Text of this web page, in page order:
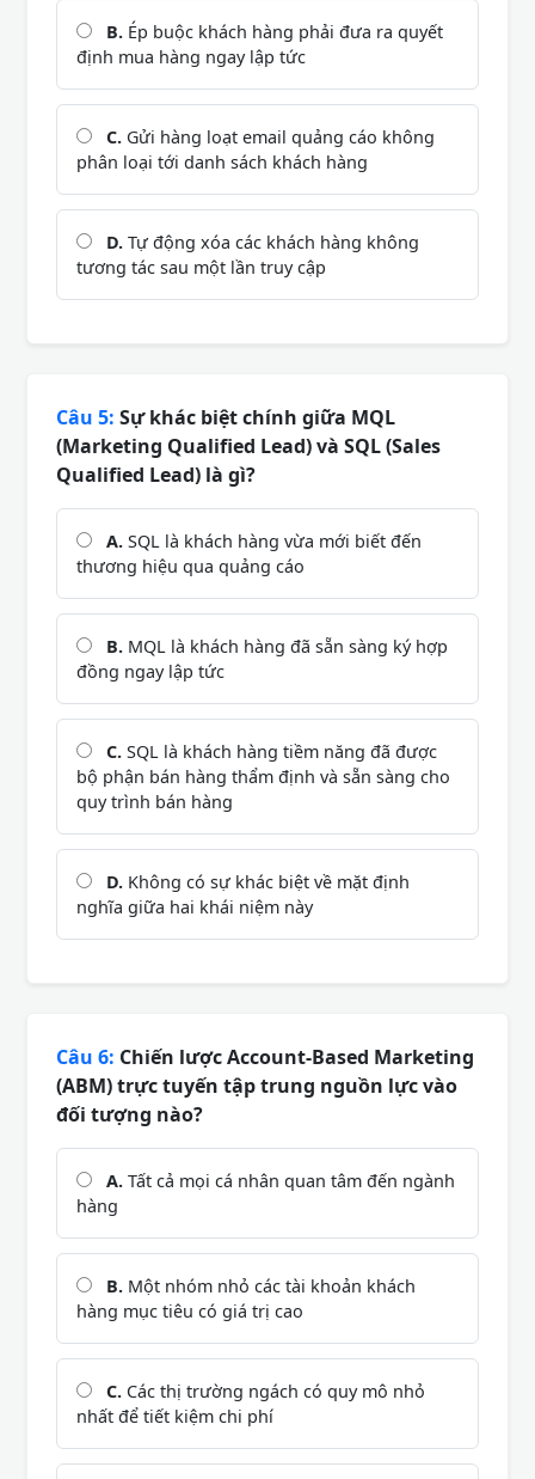
B. Ép buộc khách hàng phải đưa ra quyết
định mua hàng ngay lập tức
C. Gửi hàng loạt email quảng cáo không
phân loại tới danh sách khách hàng
D. Tự động xóa các khách hàng không
tương tác sau một lần truy cập
Câu 5: Sự khác biệt chính giữa MQL
(Marketing Qualified Lead) và SQL (Sales
Qualified Lead) là gì?
A. SQL là khách hàng vừa mới biết đến
thương hiệu qua quảng cáo
B. MQL là khách hàng đã sẵn sàng ký hợp
đồng ngay lập tức
C. SQL là khách hàng tiềm năng đã được
bộ phận bán hàng thẩm định và sẵn sàng cho
quy trình bán hàng
D. Không có sự khác biệt về mặt định
nghĩa giữa hai khái niệm này
Câu 6: Chiến lược Account-Based Marketing
(ABM) trực tuyến tập trung nguồn lực vào
đối tượng nào?
A. Tất cả mọi cá nhân quan tâm đến ngành
hàng
B. Một nhóm nhỏ các tài khoản khách
hàng mục tiêu có giá trị cao
C. Các thị trường ngách có quy mô nhỏ
nhất để tiết kiệm chi phí